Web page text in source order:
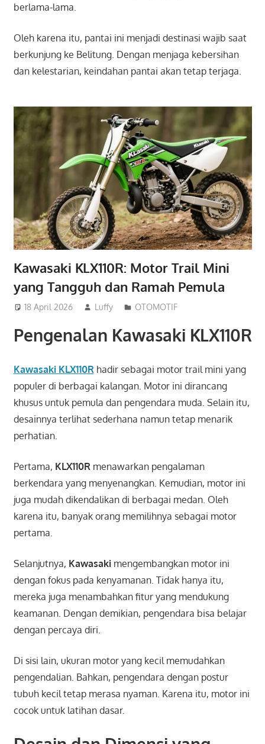
berlama-lama.
Oleh karena itu, pantai ini menjadi destinasi wajib saat
berkunjung ke Belitung. Dengan menjaga kebersihan
dan kelestarian, keindahan pantai akan tetap terjaga.
Kawasaki KLX110R: Motor Trail Mini
yang Tangguh dan Ramah Pemula
18 April 2026 Luffy OTOMOTIF
Pengenalan Kawasaki KLX110R
Kawasaki KLX110Rhadir sebagai motor trail mini yang
populer di berbagai kalangan. Motor ini dirancang
khusus untuk pemula dan pengendara muda. Selain itu,
desainnya terlihat sederhana namun tetap menarik
perhatian.
Pertama, KLX110Rmenawarkan pengalaman
berkendara yang menyenangkan. Kemudian, motor ini
juga mudah dikendalikan di berbagai medan. Oleh
karena itu, banyak orang memilihnya sebagai motor
pertama.
Selanjutnya, Kawasakimengembangkan motor ini
dengan fokus pada kenyamanan. Tidak hanya itu,
mereka juga menambahkan fitur yang mendukung
keamanan. Dengan demikian, pengendara bisa belajar
dengan percaya diri.
Di sisi lain, ukuran motor yang kecil memudahkan
pengendalian. Bahkan, pengendara dengan postur
tubuh kecil tetap merasa nyaman. Karena itu, motor ini
cocok untuk latihan dasar.